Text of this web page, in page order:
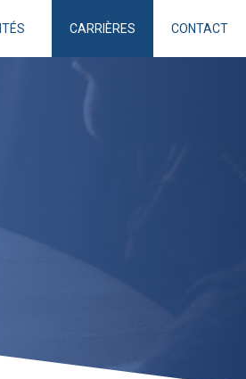
CARRIÈRES CONTACT